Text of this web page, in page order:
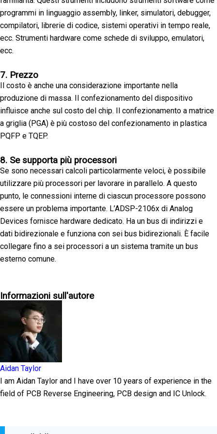
programmi in linguaggio assembly, linker, simulatori, debugger,
compilatori, librerie di codice, sistemi operativi in tempo reale,
ecc. Strumenti hardware come schede di sviluppo, emulatori,
ecc.
7. Prezzo
Il costo è anche una considerazione importante nella
produzione di massa. Il confezionamento del dispositivo
influisce anche sul costo del chip. Il confezionamento a matrice
a griglia (PGA) è più costoso del confezionamento in plastica
PQFP e TQEP.
8. Se supporta più processori
Se sono necessari calcoli particolarmente veloci, è possibile
utilizzare più processori per lavorare in parallelo. A questo
punto, le connessioni interne di ciascun processore possono
essere un problema importante. L’ADSP-2106x di Analog
Devices fornisce hardware dedicato. Ha un bus di indirizzi e
dati bidirezionale e funziona con sei bus bidirezionali. È facile
collegare fino a sei processori a un sistema tramite un bus
esterno comune.
Informazioni sull'autore
Aidan Taylor
I am Aidan Taylor and I have over 10 years of experience in the
field of PCB Reverse Engineering, PCB design and IC Unlock.